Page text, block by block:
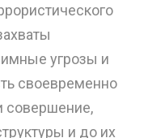
угрозы и
своевременно
совершение,
и до их